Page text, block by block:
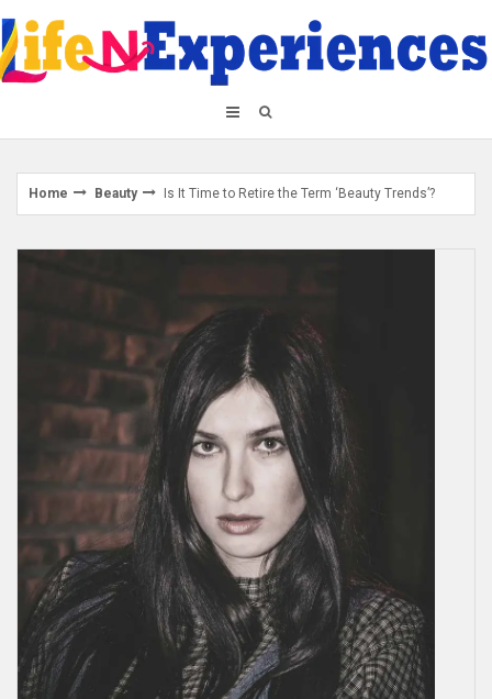
to
content
Home Beauty Is It Time to Retire the Term ‘Beauty Trends’?